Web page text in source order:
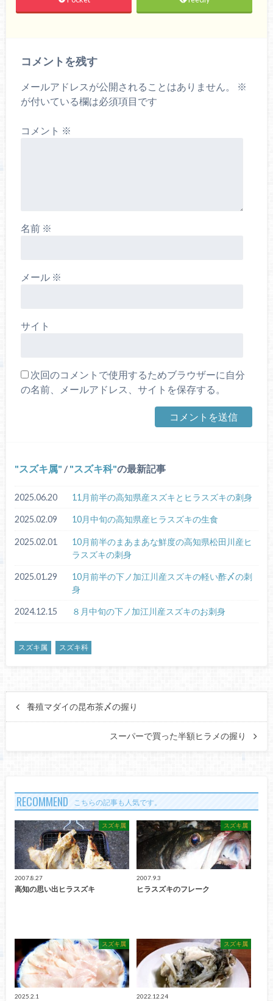
コメントを残す
メールアドレスが公開されることはありません。
※
が付いている欄は必須項目です
コメント ※
名前 ※
メール ※
サイト
次回のコメントで使用するためブラウザーに自分
の名前、メールアドレス、サイトを保存する。
スズキ属 / スズキ科 の最新記事
2025.06.20 11月前半の高知県産スズキとヒラスズキの刺身
2025.02.09 10月中旬の高知県産ヒラスズキの生食
2025.02.01
10月前半のまあまあな鮮度の高知県松田川産ヒ
ラスズキの刺身
2025.01.29
10月前半の下ノ加江川産スズキの軽い酢〆の刺
身
2024.12.15 ８月中旬の下ノ加江川産スズキのお刺身
スズキ属 スズキ科
養殖マダイの昆布茶〆の握り
スーパーで買った半額ヒラメの握り
RECOMMEND こちらの記事も人気です。
スズキ属
2007.8.27
高知の思い出ヒラスズキ
スズキ属
2007.9.3
ヒラスズキのフレーク
スズキ属
2025.2.1
スズキ属
2022.12.24